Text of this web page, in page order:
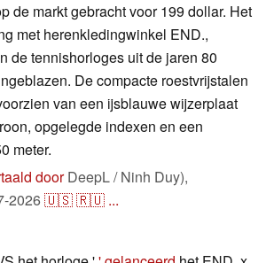
de markt gebracht voor 199 dollar. Het
met herenkledingwinkel END.,
de tennishorloges uit de jaren 80
De compacte roestvrijstalen
van een ijsblauwe wijzerplaat
opgelegde indexen en een
meter.
doorDeepL / Ninh Duy),
2026🇺🇸🇷🇺 ...